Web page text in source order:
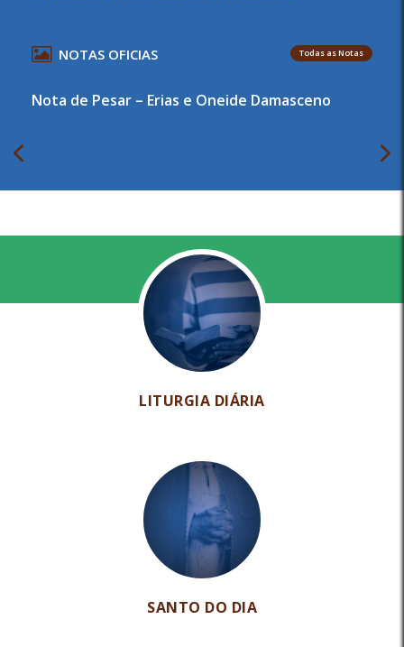
NOTAS OFICIAS Todas as Notas
Nota de Pesar – Erias e Oneide Damasceno
LITURGIA DIÁRIA
SANTO DO DIA